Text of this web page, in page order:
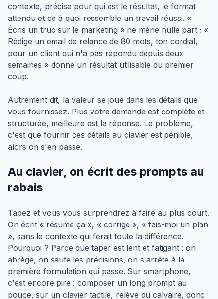
contexte, précise pour qui est le résultat, le format
attendu et ce à quoi ressemble un travail réussi. «
Écris un truc sur le marketing » ne mène nulle part ; «
Rédige un email de relance de 80 mots, ton cordial,
pour un client qui n'a pas répondu depuis deux
semaines » donne un résultat utilisable du premier
coup.
Autrement dit, la valeur se joue dans les détails que
vous fournissez. Plus votre demande est complète et
structurée, meilleure est la réponse. Le problème,
c'est que fournir ces détails au clavier est pénible,
alors on s'en passe.
Au clavier, on écrit des prompts au
rabais
Tapez et vous vous surprendrez à faire au plus court.
On écrit « résume ça », « corrige », « fais-moi un plan
», sans le contexte qui ferait toute la différence.
Pourquoi ? Parce que taper est lent et fatigant : on
abrège, on saute les précisions, on s'arrête à la
première formulation qui passe. Sur smartphone,
c'est encore pire : composer un long prompt au
pouce, sur un clavier tactile, relève du calvaire, donc